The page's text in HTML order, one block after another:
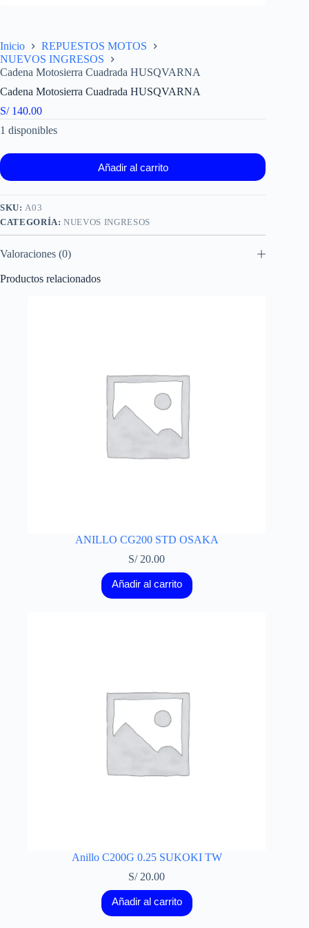
Inicio
REPUESTOS MOTOS
NUEVOS INGRESOS
Cadena Motosierra Cuadrada HUSQVARNA
Cadena Motosierra Cuadrada HUSQVARNA
S/140.00
1 disponibles
Añadir al carrito
SKU:A03
CATEGORÍA:NUEVOS INGRESOS
Valoraciones (0)
Productos relacionados
ANILLO CG200 STD OSAKA
S/20.00
Añadir al carrito
Anillo C200G 0.25 SUKOKI TW
S/20.00
Añadir al carrito